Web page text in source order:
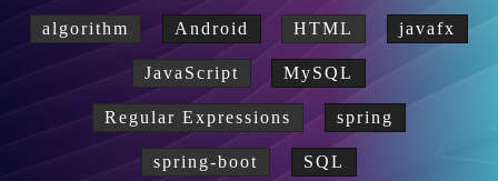
algorithm Android HTML javafx
JavaScript MySQL
Regular Expressions spring
spring-boot SQL